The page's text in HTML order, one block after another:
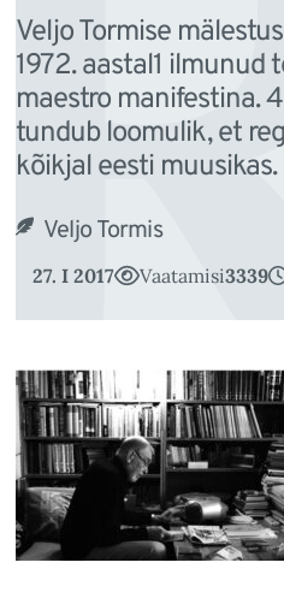
Veljo Tormise
1972. aastal1 ilmunud
maestro manifestina.
tundub loomulik, et
kõikjal eesti muusikas.
Veljo Tormis
27. I 2017 Vaatamisi3339